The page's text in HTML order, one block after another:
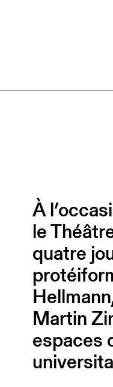
À
le
quatre
Martin
espaces